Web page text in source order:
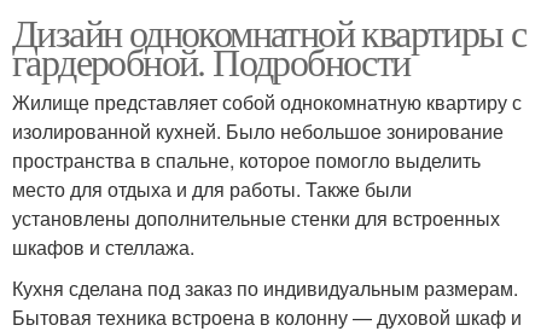
Дизайн однокомнатной квартиры с
гардеробной. Подробности
Жилище представляет собой однокомнатную квартиру с
изолированной кухней. Было небольшое зонирование
пространства в спальне, которое помогло выделить
место для отдыха и для работы. Также были
установлены дополнительные стенки для встроенных
шкафов и стеллажа.
Кухня сделана под заказ по индивидуальным размерам.
Бытовая техника встроена в колонну — духовой шкаф и